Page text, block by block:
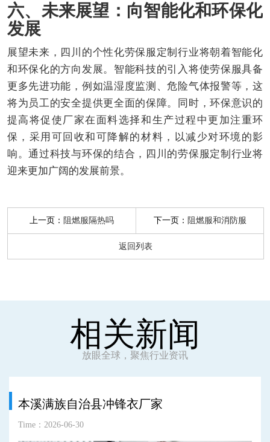
六、未来展望：向智能化和环保化
发展
展望未来，四川的个性化劳保服定制行业将朝着智能化
和环保化的方向发展。智能科技的引入将使劳保服具备
更多先进功能，例如温湿度监测、危险气体报警等，这
将为员工的安全提供更全面的保障。同时，环保意识的
提高将促使厂家在面料选择和生产过程中更加注重环
保，采用可回收和可降解的材料，以减少对环境的影
响。通过科技与环保的结合，四川的劳保服定制行业将
迎来更加广阔的发展前景。
上一页： 阻燃服隔热吗 下一页： 阻燃服和消防服
返回列表
相关新闻
放眼全球，聚焦行业资讯
本溪满族自治县冲锋衣厂家
Time：2026-06-30